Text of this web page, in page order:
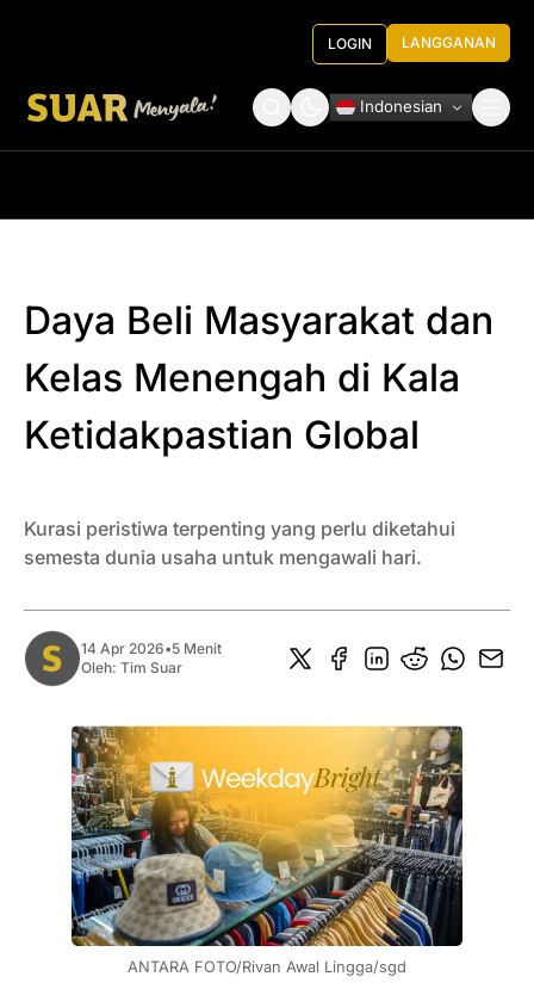
LOGIN LANGGANAN
Indonesian
Daya Beli Masyarakat dan
Kelas Menengah di Kala
Ketidakpastian Global
Kurasi peristiwa terpenting yang perlu diketahui
semesta dunia usaha untuk mengawali hari.
14 Apr 2026•5 Menit
Oleh: Tim Suar
ANTARA FOTO/Rivan Awal Lingga/sgd